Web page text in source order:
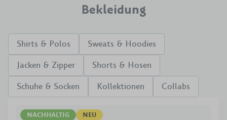
Bekleidung
Shirts & Polos
Sweats & Hoodies
Jacken & Zipper
Shorts & Hosen
Schuhe & Socken
Kollektionen Collabs
NACHHALTIG NEU